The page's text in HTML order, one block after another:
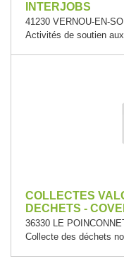
INTERJOBS
41230 VERNOU-EN-
Activités de soutien
COLLECTES
DECHETS -
36330 LE
Collecte des déchets